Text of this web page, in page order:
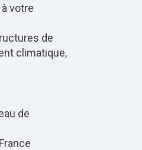
votre
de
climatique,
de